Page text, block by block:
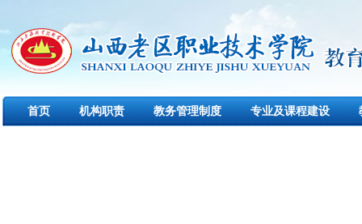
首页 机构职责 教务管理制度 专业及课程建设